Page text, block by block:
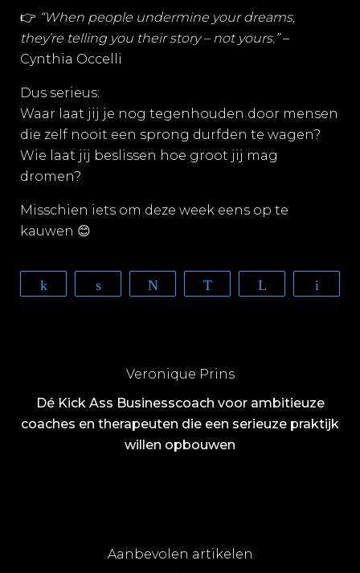
👉 “When people undermine your dreams,
they’re telling you their story – not yours.”–
Cynthia Occelli
Dus serieus:
Waar laat jij je nog tegenhouden door mensen
die zelf nooit een sprong durfden te wagen?
Wie laat jij beslissen hoe groot jij mag
dromen?
Misschien iets om deze week eens op te
kauwen 😊
WhatsApp Telegram
Veronique Prins
Dé Kick Ass Businesscoach voor ambitieuze
coaches en therapeuten die een serieuze praktijk
willen opbouwen
Aanbevolen artikelen